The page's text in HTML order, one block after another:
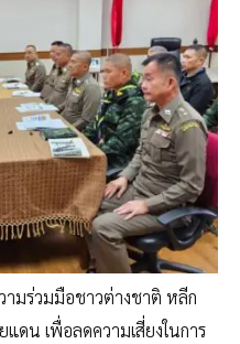
มร่วมมือชาวต่างชาติ หลีก
ดน เพื่อลดความเสี่ยงในการ